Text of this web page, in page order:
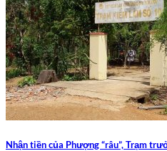
Nhận tiền của Phượng “râu”, Trạm